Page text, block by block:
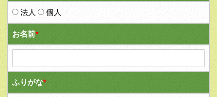
法人 個人
お名前*
ふりがな*